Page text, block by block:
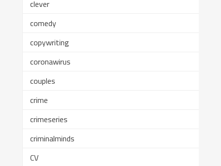
clever
comedy
copywriting
coronawirus
couples
crime
crimeseries
criminalminds
CV